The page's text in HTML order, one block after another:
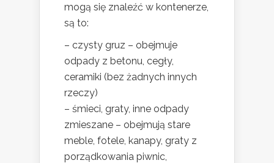
mogą się znaleźć w kontenerze,
są to:
– czysty gruz – obejmuje
odpady z betonu, cegły,
ceramiki (bez żadnych innych
rzeczy)
– śmieci, graty, inne odpady
zmieszane – obejmują stare
meble, fotele, kanapy, graty z
porządkowania piwnic,